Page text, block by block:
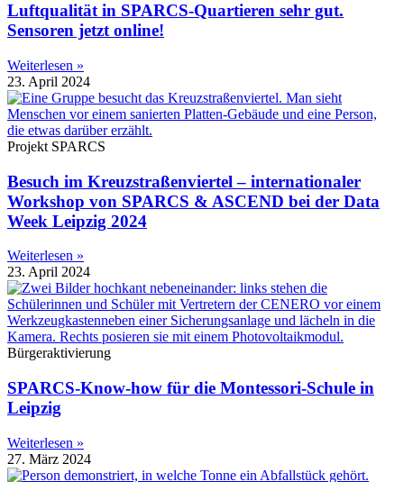
Luftqualität in SPARCS-Quartieren sehr gut.
Sensoren jetzt online!
Weiterlesen »
23. April 2024
Projekt SPARCS
Besuch im Kreuzstraßenviertel – internationaler
Workshop von SPARCS & ASCEND bei der Data
Week Leipzig 2024
Weiterlesen »
23. April 2024
Bürgeraktivierung
SPARCS-Know-how für die Montessori-Schule in
Leipzig
Weiterlesen »
27. März 2024